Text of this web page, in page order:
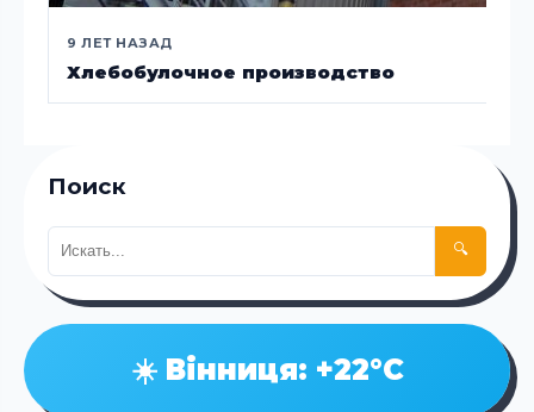
9 ЛЕТ НАЗАД
Хлебобулочное производство
Поиск
🔍
☀️ Вінниця: +22°C